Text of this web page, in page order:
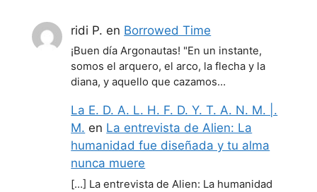
ridi P. en Borrowed Time
¡Buen día Argonautas! "En un instante,
somos el arquero, el arco, la flecha y la
diana, y aquello que cazamos…
La E. D. A. L. H. F. D. Y. T. A. N. M. |.
M. en La entrevista de Alien: La
humanidad fue diseñada y tu alma
nunca muere
[…] La entrevista de Alien: La humanidad